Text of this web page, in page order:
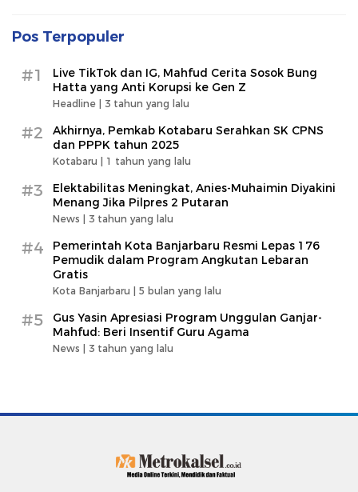
Pos Terpopuler
#1
Live TikTok dan IG, Mahfud Cerita Sosok Bung
Hatta yang Anti Korupsi ke Gen Z
Headline | 3 tahun yang lalu
#2
Akhirnya, Pemkab Kotabaru Serahkan SK CPNS
dan PPPK tahun 2025
Kotabaru | 1 tahun yang lalu
#3
Elektabilitas Meningkat, Anies-Muhaimin Diyakini
Menang Jika Pilpres 2 Putaran
News | 3 tahun yang lalu
#4
Pemerintah Kota Banjarbaru Resmi Lepas 176
Pemudik dalam Program Angkutan Lebaran
Gratis
Kota Banjarbaru | 5 bulan yang lalu
#5
Gus Yasin Apresiasi Program Unggulan Ganjar-
Mahfud: Beri Insentif Guru Agama
News | 3 tahun yang lalu